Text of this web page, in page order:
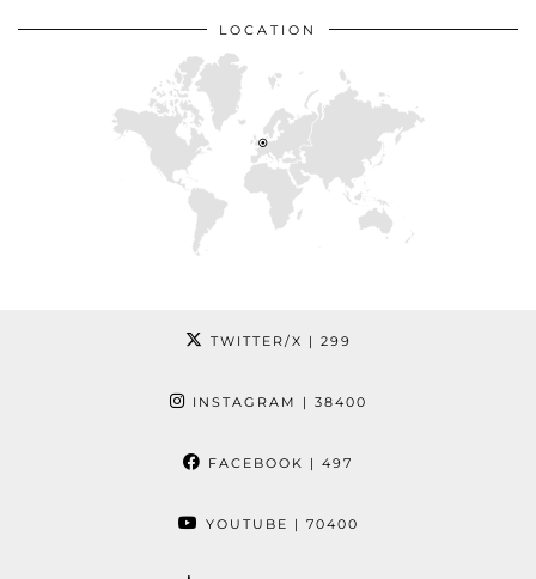
LOCATION
TWITTER/X | 299
INSTAGRAM | 38400
FACEBOOK | 497
YOUTUBE | 70400